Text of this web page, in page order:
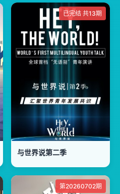
已完结 共13期
与世界说第二季
第20260702期